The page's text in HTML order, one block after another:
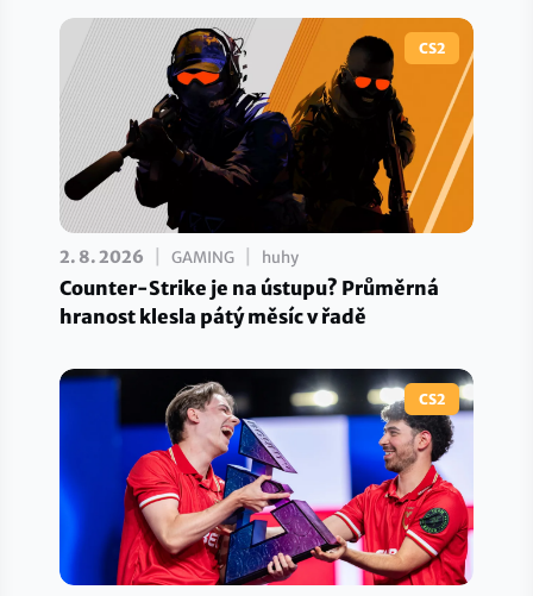
CS2
2. 8. 2026 GAMING huhy
Counter-Strike je na ústupu? Průměrná
hranost klesla pátý měsíc v řadě
CS2